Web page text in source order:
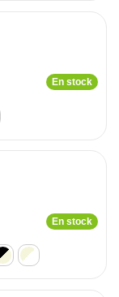
En stock
En stock